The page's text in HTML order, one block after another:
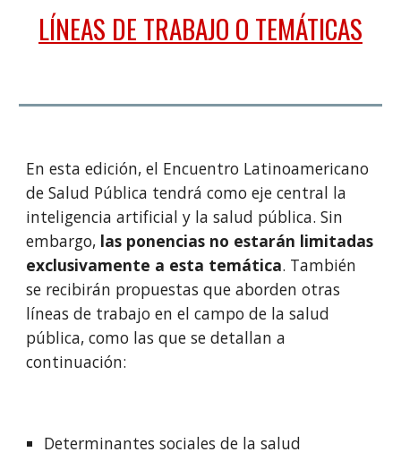
LÍNEAS DE TRABAJO O TEMÁTICAS
En esta edición, el Encuentro Latinoamericano
de Salud Pública tendrá como eje central la
inteligencia artificial y la salud pública. Sin
embargo, las ponencias no estarán limitadas
exclusivamente a esta temática. También
se recibirán propuestas que aborden otras
líneas de trabajo en el campo de la salud
pública, como las que se detallan a
continuación:
Determinantes sociales de la salud